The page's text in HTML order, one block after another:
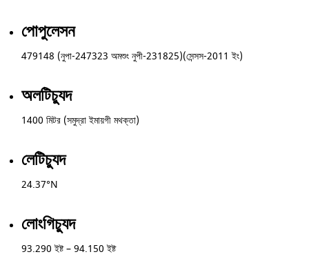
পোপুলেসন
479148 (নুপা-247323 অমশুং নুপী-231825)(সেন্সস-2011 ইং)
অলটিচ্যুদ
1400 মিটর (সমুদ্রা ইমায়গী মথক্তা)
লেটিচ্যুদ
24.37°N
লোংগিচ্যুদ
93.290 ইষ্ট – 94.150 ইষ্ট